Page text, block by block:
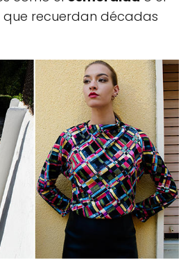
que recuerdan décadas